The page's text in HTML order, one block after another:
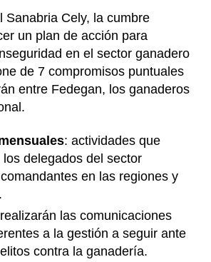
Sanabria Cely, la cumbre
un plan de acción para
en el sector ganadero
de 7 compromisos puntuales
entre Fedegan, los ganaderos
: actividades que
los delegados del sector
en las regiones y
las comunicaciones
a la gestión a seguir ante
contra la ganadería.